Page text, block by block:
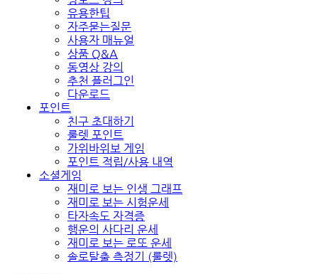
유용한팁
자주묻는질문
사용자 매뉴얼
상품 Q&A
동영상 강의
추천 플러그인
다운로드
포인트
친구 초대하기
룰렛 포인트
가위바위보 게임
포인트 적립/사용 내역
소셜게임
재미로 보는 인생 그래프
재미로 보는 시험운세
타자속도 자격증
행운의 사다리 운세
재미로 보는 로또 운세
솔로탈출 측정기 (룰렛)